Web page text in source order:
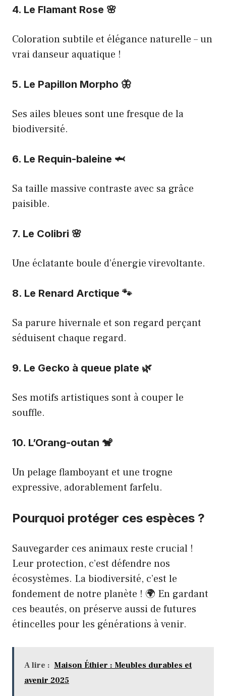
4. Le Flamant Rose 🌸
Coloration subtile et élégance naturelle – un
vrai danseur aquatique !
5. Le Papillon Morpho 🦋
Ses ailes bleues sont une fresque de la
biodiversité.
6. Le Requin-baleine 🦈
Sa taille massive contraste avec sa grâce
paisible.
7. Le Colibri 🌸
Une éclatante boule d’énergie virevoltante.
8. Le Renard Arctique 🐾
Sa parure hivernale et son regard perçant
séduisent chaque regard.
9. Le Gecko à queue plate 🌿
Ses motifs artistiques sont à couper le
souffle.
10. L’Orang-outan 🐒
Un pelage flamboyant et une trogne
expressive, adorablement farfelu.
Pourquoi protéger ces espèces ?
Sauvegarder ces animaux reste crucial !
Leur protection, c’est défendre nos
écosystèmes. La biodiversité, c’est le
fondement de notre planète ! 🌍 En gardant
ces beautés, on préserve aussi de futures
étincelles pour les générations à venir.
A lire : Maison Éthier : Meubles durables et
avenir 2025